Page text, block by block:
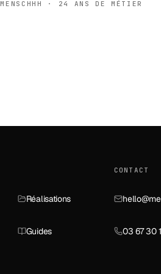
MENSCHHH · 24 ANS DE MÉTIER
Réalisations
Guides
CONTACT
03 67 30